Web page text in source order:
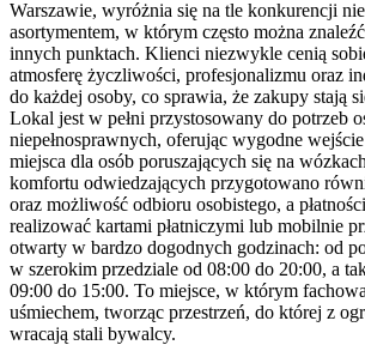
Warszawie, wyróżnia się na tle konkurencji
asortymentem, w którym często można
innych punktach. Klienci niezwykle cenią
atmosferę życzliwości, profesjonalizmu oraz
do każdej osoby, co sprawia, że zakupy stają
Lokal jest w pełni przystosowany do potrzeb
niepełnosprawnych, oferując wygodne
miejsca dla osób poruszających się na
komfortu odwiedzających przygotowano
oraz możliwość odbioru osobistego, a
realizować kartami płatniczymi lub mobilnie
otwarty w bardzo dogodnych godzinach: od
w szerokim przedziale od 08:00 do 20:00, a
09:00 do 15:00. To miejsce, w którym
uśmiechem, tworząc przestrzeń, do której z
wracają stali bywalcy.